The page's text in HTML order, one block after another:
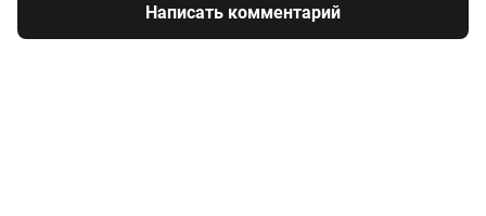
Написать комментарий